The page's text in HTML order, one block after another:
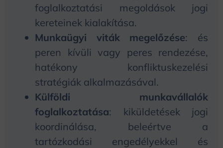
foglalkoztatási megoldások jogi
kereteinek kialakítása.
Munkaügyi viták megelőzése: és
peren kívüli vagy peres rendezése,
hatékony konfliktuskezelési
stratégiák alkalmazásával.
Külföldi munkavállalók
foglalkoztatása: kiküldetések jogi
koordinálása, beleértve a
tartózkodási engedélyekkel és